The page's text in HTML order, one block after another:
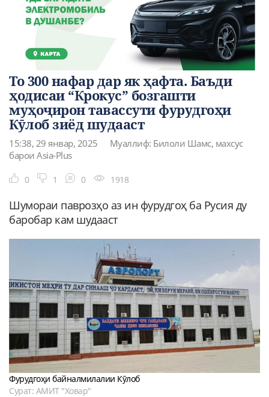
То 300 нафар дар як ҳафта. Баъди
ҳодисаи “Крокус” бозгашти
муҳоҷирон тавассути фурудгоҳи
Кӯлоб зиёд шудааст
15:38, 29 январ, 2025
Муаллиф: Билоли Шамс, махсус
барои Asia-Plus
0 1 0 1918
Шумораи паврозҳо аз ин фурудгоҳ ба Русия ду
баробар кам шудааст
Фурудгоҳи байналмилалии Кӯлоб
Сурат: АМИТ "Ховар"